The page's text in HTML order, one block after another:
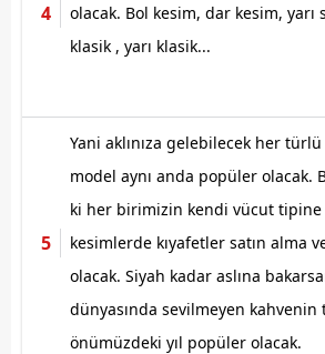
olacak. Bol kesim, dar kesim, yarı
klasik , yarı klasik...
Yani aklınıza gelebilecek her
model aynı anda popüler olacak.
ki her birimizin kendi vücut
kesimlerde kıyafetler satın alma
olacak. Siyah kadar aslına
dünyasında sevilmeyen kahvenin
önümüzdeki yıl popüler olacak.